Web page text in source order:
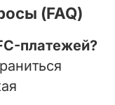
(FAQ)
платежей?